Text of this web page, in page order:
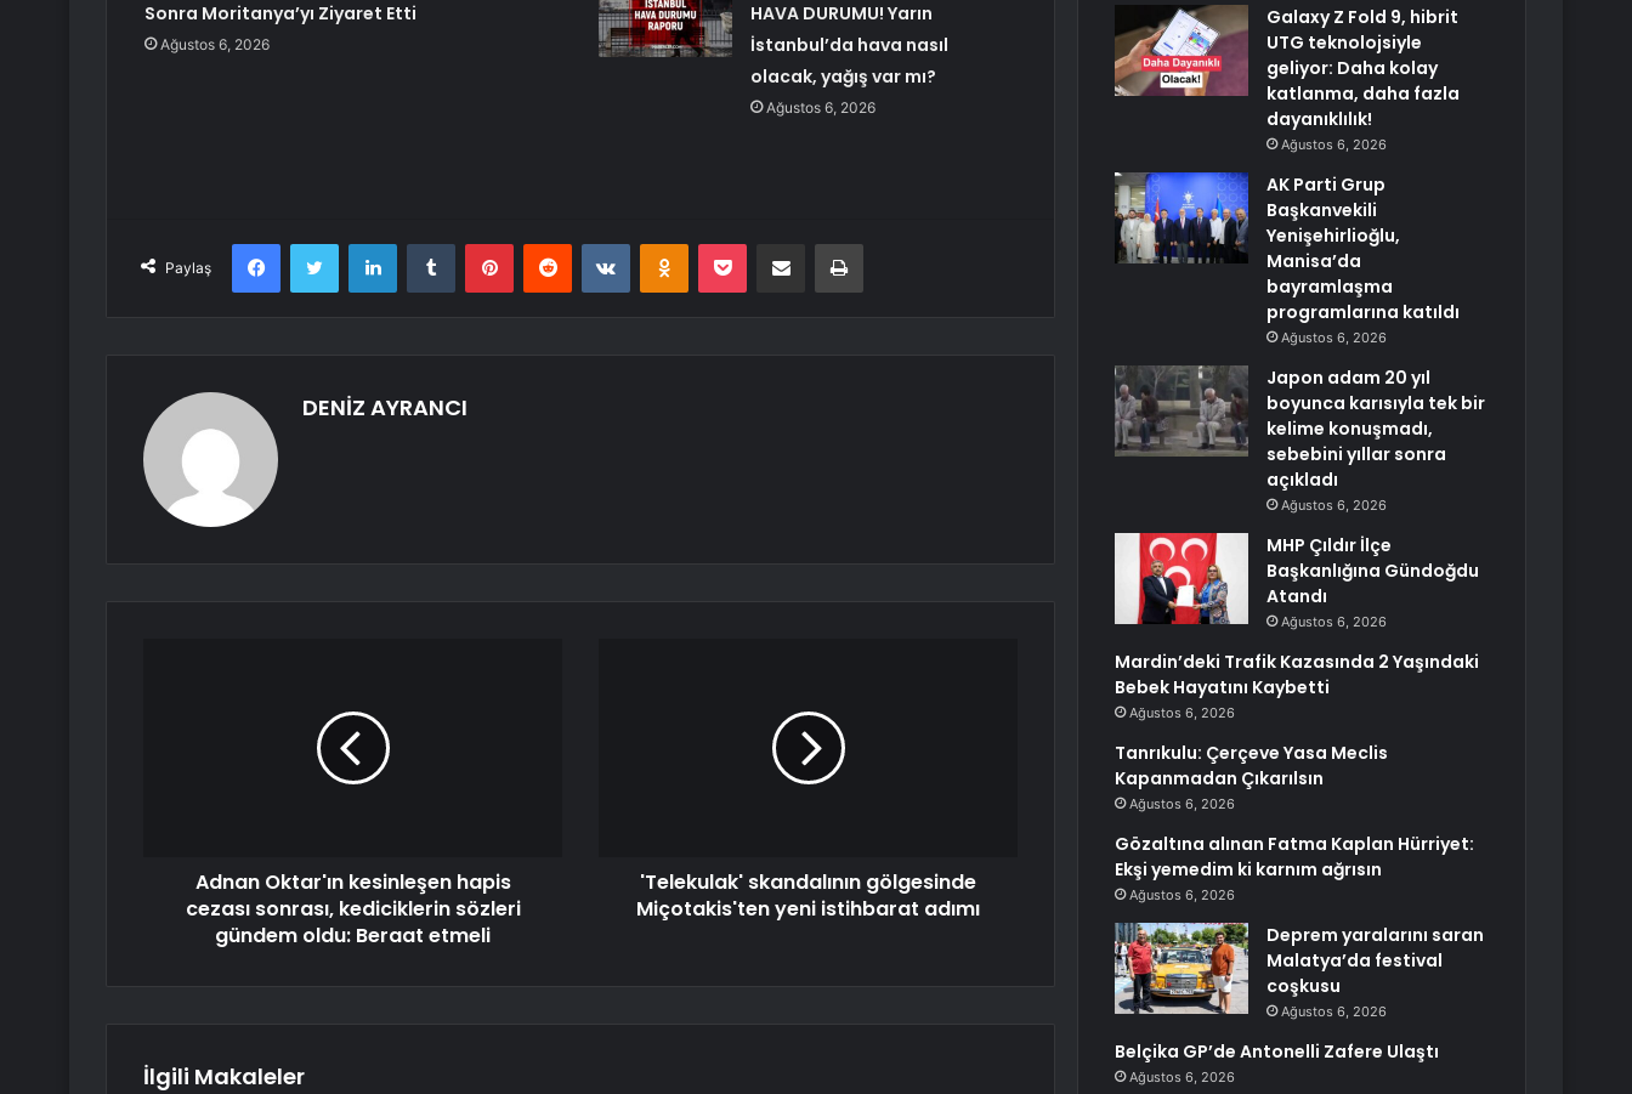
Sonra Moritanya’yı Ziyaret Etti
Ağustos 6, 2026
HAVA DURUMU! Yarın
İstanbul’da hava nasıl
olacak, yağış var mı?
Ağustos 6, 2026
Paylaş
FacebookTwitter LinkedInTumblr PinterestReddit VKontakteOdnoklassniki
Pocket E-Posta ile paylaş Yazdır
DENİZ AYRANCI
Adnan Oktar'ın kesinleşen hapis
cezası sonrası, kediciklerin sözleri
gündem oldu: Beraat etmeli
'Telekulak' skandalının gölgesinde
Miçotakis'ten yeni istihbarat adımı
İlgili Makaleler
Galaxy Z Fold 9, hibrit
UTG teknolojsiyle
geliyor: Daha kolay
katlanma, daha fazla
dayanıklılık!
Ağustos 6, 2026
AK Parti Grup
Başkanvekili
Yenişehirlioğlu,
Manisa’da
bayramlaşma
programlarına katıldı
Ağustos 6, 2026
Japon adam 20 yıl
boyunca karısıyla tek bir
kelime konuşmadı,
sebebini yıllar sonra
açıkladı
Ağustos 6, 2026
MHP Çıldır İlçe
Başkanlığına Gündoğdu
Atandı
Ağustos 6, 2026
Mardin’deki Trafik Kazasında 2 Yaşındaki
Bebek Hayatını Kaybetti
Ağustos 6, 2026
Tanrıkulu: Çerçeve Yasa Meclis
Kapanmadan Çıkarılsın
Ağustos 6, 2026
Gözaltına alınan Fatma Kaplan Hürriyet:
Ekşi yemedim ki karnım ağrısın
Ağustos 6, 2026
Deprem yaralarını saran
Malatya’da festival
coşkusu
Ağustos 6, 2026
Belçika GP’de Antonelli Zafere Ulaştı
Ağustos 6, 2026